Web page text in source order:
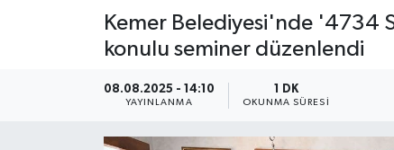
Kemer Belediyesi'nde '4734
konulu seminer düzenlendi
08.08.2025 - 14:10
YAYINLANMA
1 DK
OKUNMA SÜRESI
EKONOMİ
Süper Lig Puan Durumu ve Fikstür